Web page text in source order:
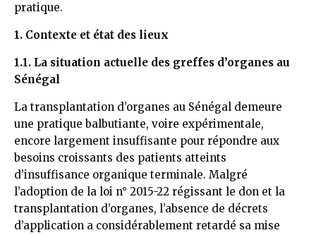
pratique.
1. Contexte et état des lieux
1.1. La situation actuelle des greffes d’organes au
Sénégal
La transplantation d’organes au Sénégal demeure
une pratique balbutiante, voire expérimentale,
encore largement insuffisante pour répondre aux
besoins croissants des patients atteints
d’insuffisance organique terminale. Malgré
l’adoption de la loi n° 2015-22 régissant le don et la
transplantation d’organes, l’absence de décrets
d’application a considérablement retardé sa mise